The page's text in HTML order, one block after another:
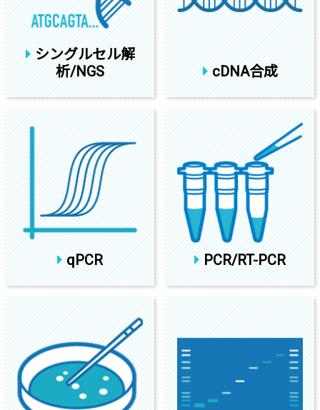
シングルセル解
析/NGS
cDNA合成
qPCR PCR/RT-PCR